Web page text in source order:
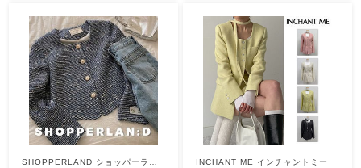
SHOPPERLAND ショッパーラン
INCHANT ME インチャントミー